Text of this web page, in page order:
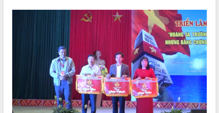
ĐIỂM TIN VĂN BẢN
QUY HOẠCH - KẾ HOẠCH